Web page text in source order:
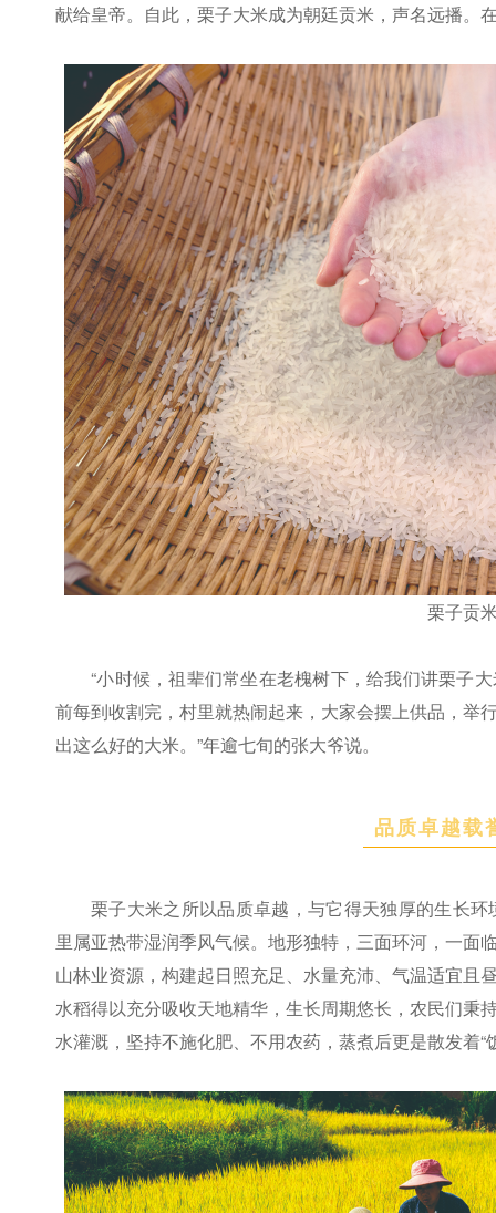
献给皇帝。自此，栗子大米成为朝廷贡米，声名远播。
栗子贡
“小时候，祖辈们常坐在老槐树下，给我们讲栗子
前每到收割完，村里就热闹起来，大家会摆上供品，举
出这么好的大米。”年逾七旬的张大爷说。
品质卓越载
栗子大米之所以品质卓越，与它得天独厚的生长
里属亚热带湿润季风气候。地形独特，三面环河，一面
山林业资源，构建起日照充足、水量充沛、气温适宜且
水稻得以充分吸收天地精华，生长周期悠长，农民们秉
水灌溉，坚持不施化肥、不用农药，蒸煮后更是散发着